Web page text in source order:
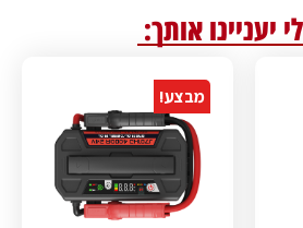
יעניינו אותך:
מבצע!